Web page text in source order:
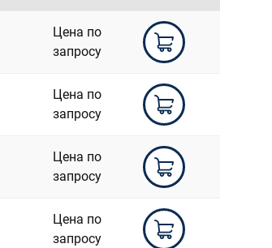
Цена по
запросу
Цена по
запросу
Цена по
запросу
Цена по
запросу